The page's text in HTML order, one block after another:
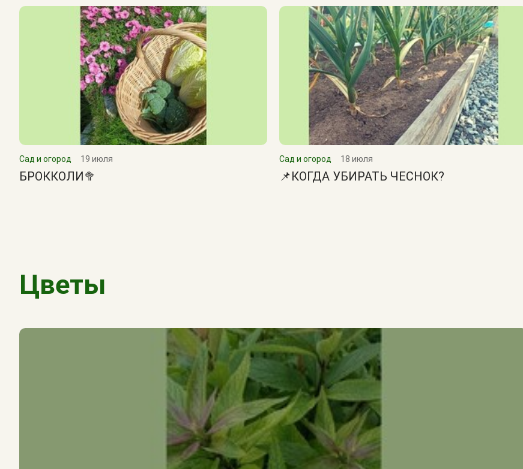
Сад и огород 19 июля
БРОККОЛИ🥦
Сад и огород 18 июля
📌КОГДА УБИРАТЬ ЧЕСНОК?
Цветы